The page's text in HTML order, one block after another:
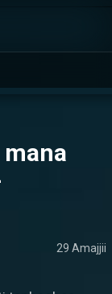
29 Amajjii